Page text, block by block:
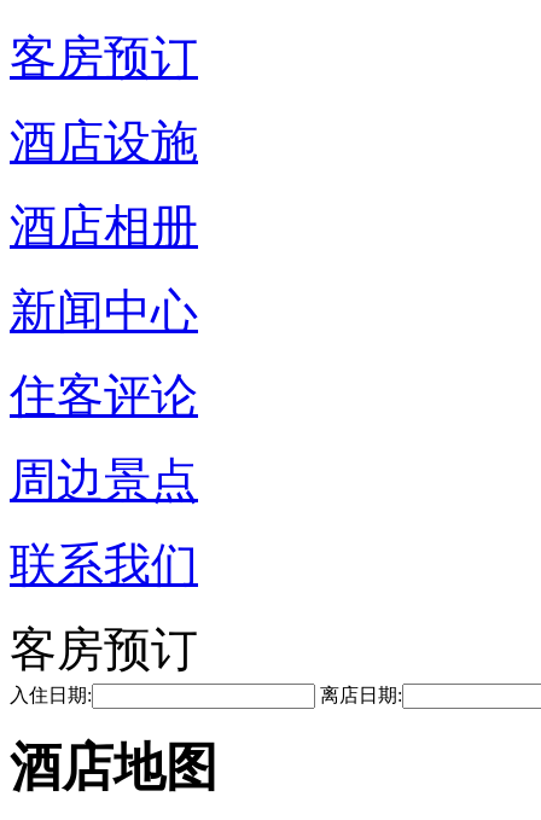
客房预订
酒店设施
酒店相册
新闻中心
住客评论
周边景点
联系我们
客房预订
入住日期: 离店日期:
酒店地图